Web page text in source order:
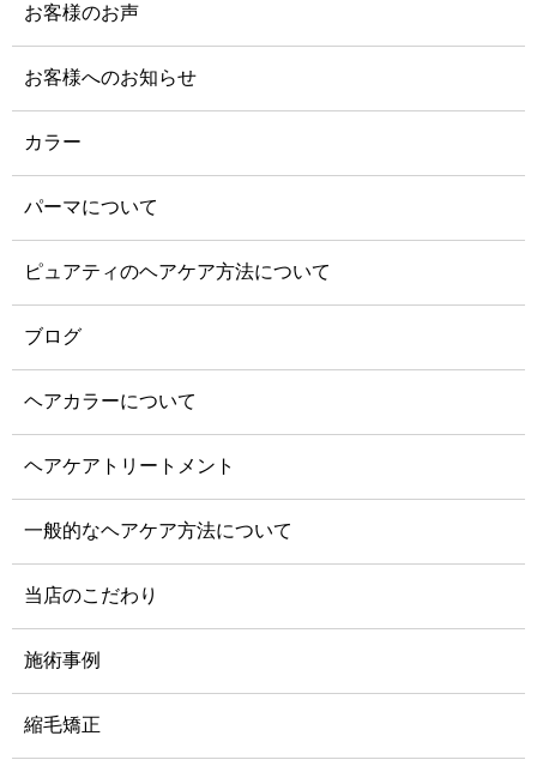
お客様のお声
お客様へのお知らせ
カラー
パーマについて
ピュアティのヘアケア方法について
ブログ
ヘアカラーについて
ヘアケアトリートメント
一般的なヘアケア方法について
当店のこだわり
施術事例
縮毛矯正